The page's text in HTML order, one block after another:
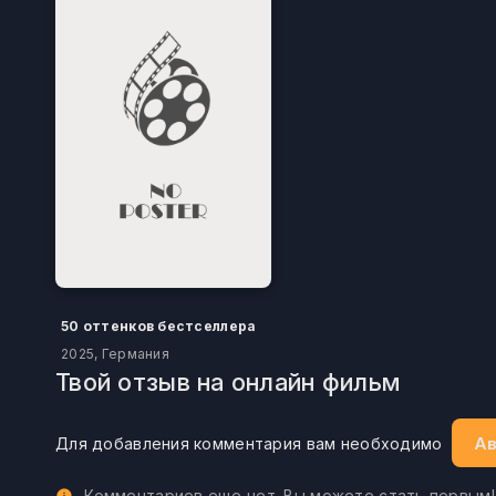
50 оттенков бестселлера
2025, Германия
Твой отзыв на онлайн фильм
Для добавления комментария вам необходимо